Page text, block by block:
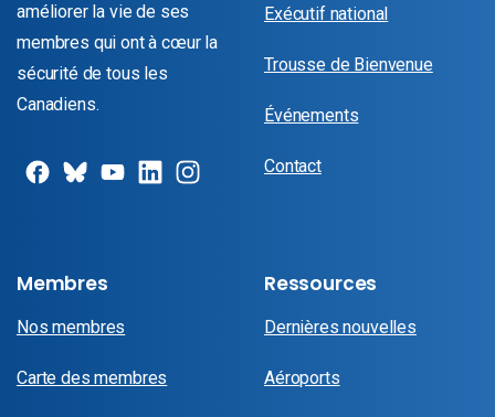
améliorer la vie de ses
membres qui ont à cœur la
sécurité de tous les
Canadiens.
Exécutif national
Trousse de Bienvenue
Événements
Contact
Membres
Nos membres
Carte des membres
Ressources
Dernières nouvelles
Aéroports